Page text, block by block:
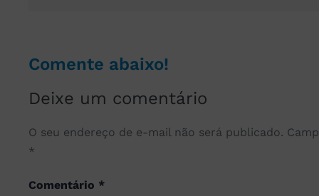
Comente abaixo!
Deixe um comentário
O seu endereço de e-mail não será publicado.
*
Comentário *